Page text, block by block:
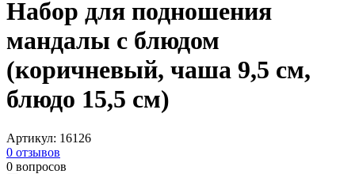
Набор для подношения
мандалы с блюдом
(коричневый, чаша 9,5 см,
блюдо 15,5 см)
Артикул: 16126
0 отзывов
0 вопросов